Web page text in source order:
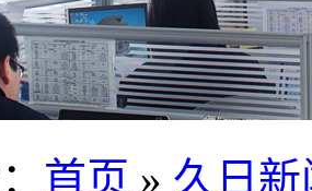
： 首页 » 久日